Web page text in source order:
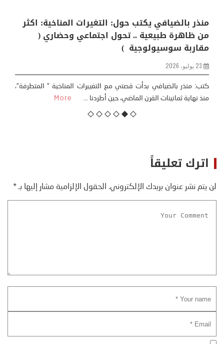
منذر بالضيافي يكتب حول: التغيرات المناخية: اكثر
من ظاهرة طبيعية .. تحول اجتماعي وحضاري (
مقاربة سوسيولوجية )
23 يوليو، 2026
كتب: منذر بالضيافي بدأت قصتي مع التغييرات المناخية ” المتطرفة”،
منذ نهاية ثمانينات القرن الماضي، حين أطردنا ...
More
اترك تعليقاً
لن يتم نشر عنوان بريدك الإلكتروني. الحقول الإلزامية مشار إليها بـ*